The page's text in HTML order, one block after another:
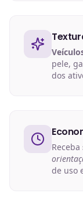
pele,
dos
Receba
de uso